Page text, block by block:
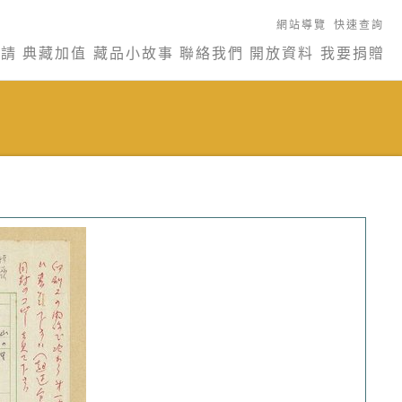
網站導覽 快速查詢
典藏加值 藏品小故事 聯絡我們 開放資料 我要捐贈